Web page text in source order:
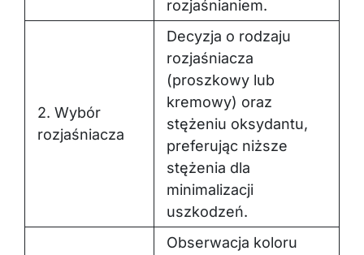
rozjaśnianiem.
2. Wybór
rozjaśniacza
Decyzja o rodzaju
rozjaśniacza
(proszkowy lub
kremowy) oraz
stężeniu oksydantu,
preferując niższe
stężenia dla
minimalizacji
uszkodzeń.
Obserwacja koloru